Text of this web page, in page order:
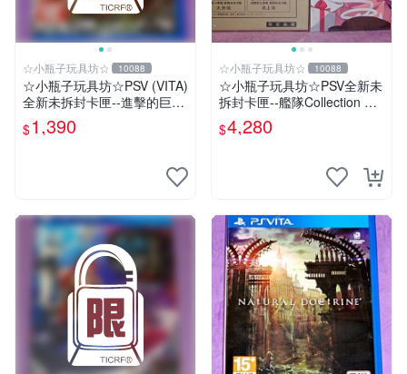
☆小瓶子玩具坊☆ 10088
☆小瓶子玩具坊☆PSV (VITA)
全新未拆封卡匣--進擊的巨人
中文版
$1,390
☆小瓶子玩具坊☆ 10088
☆小瓶子玩具坊☆PSV全新未
拆封卡匣--艦隊Collection 改
《艦隊收藏 改》限定版 (日
版) +特典--資料夾
$4,280